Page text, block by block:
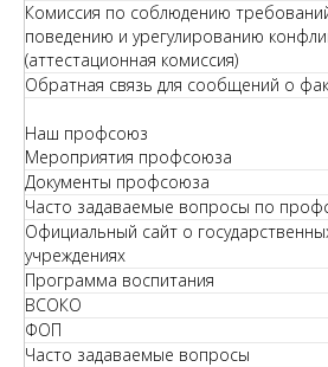
Комиссия по соблюдению
поведению и урегулированию
(аттестационная комиссия)
Обратная связь для сообщений о
Наш профсоюз
Мероприятия профсоюза
Документы профсоюза
Часто задаваемые вопросы по
Официальный сайт о
учреждениях
Программа воспитания
ВСОКО
ФОП
Часто задаваемые вопросы